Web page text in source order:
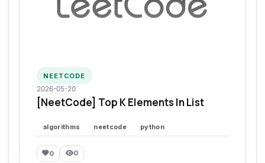
NEETCODE
2026-05-20
[NeetCode] Top K Elements In List
algorithms neetcode python
0 0